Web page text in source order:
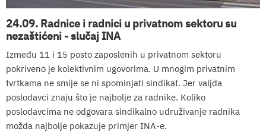
24.09. Radnice i radnici u privatnom sektoru su
nezaštićeni - slučaj INA
Između 11 i 15 posto zaposlenih u privatnom sektoru
pokriveno je kolektivnim ugovorima. U mnogim privatnim
tvrtkama ne smije se ni spominjati sindikat. Jer valjda
poslodavci znaju što je najbolje za radnike. Koliko
poslodavcima ne odgovara sindikalno udruživanje radnika
možda najbolje pokazuje primjer INA-e.